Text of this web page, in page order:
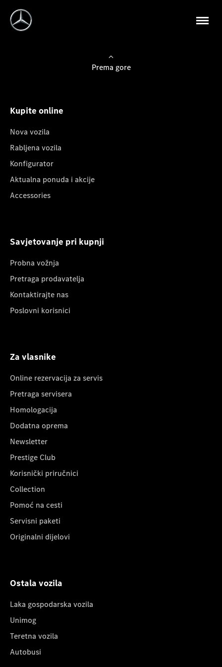
Prema gore
Kupite online
Nova vozila
Rabljena vozila
Konfigurator
Aktualna ponuda i akcije
Accessories
Savjetovanje pri kupnji
Probna vožnja
Pretraga prodavatelja
Kontaktirajte nas
Poslovni korisnici
Za vlasnike
Online rezervacija za servis
Pretraga servisera
Homologacija
Dodatna oprema
Newsletter
Prestige Club
Korisnički priručnici
Collection
Pomoć na cesti
Servisni paketi
Originalni dijelovi
Ostala vozila
Laka gospodarska vozila
Unimog
Teretna vozila
Autobusi